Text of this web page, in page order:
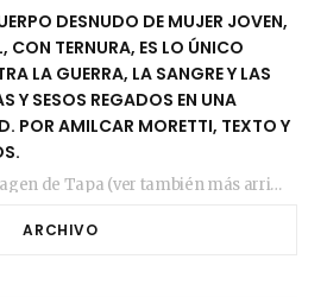
DESNUDO DE MUJER JOVEN,
CON TERNURA, ES LO ÚNICO
LA GUERRA, LA SANGRE Y LAS
Y SESOS REGADOS EN UNA
POR AMILCAR MORETTI, TEXTO Y
La imagen de Tapa (ver también más arriba) fue compuesta en estos días de febrero…
ARCHIVO